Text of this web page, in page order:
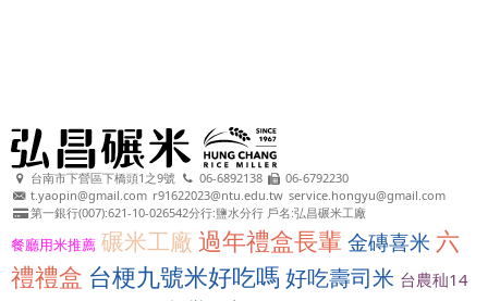
台南市下營區下橋頭1之9號 06-6892138
06-6792230
t.yaopin@gmail.com r91622023@ntu.edu.tw service.hongyu@gmail.com
第一銀行(007):621-10-026542分行:鹽水分行 戶名:弘昌碾米工廠
餐廳用米推薦 碾米工廠 過年禮盒長輩 金磚喜米 六
禮禮盒 台梗九號米好吃嗎 好吃壽司米 台農秈14